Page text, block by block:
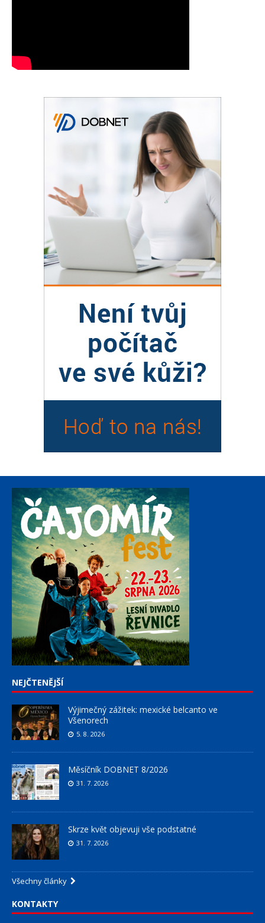
NEJČTENĚJŠÍ
Výjimečný zážitek: mexické belcanto ve
Všenorech
5. 8. 2026
Měsíčník DOBNET 8/2026
31. 7. 2026
Skrze květ objevuji vše podstatné
31. 7. 2026
Všechny články
KONTAKTY